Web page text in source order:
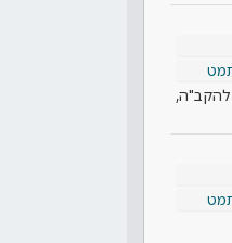
להקב"ה,